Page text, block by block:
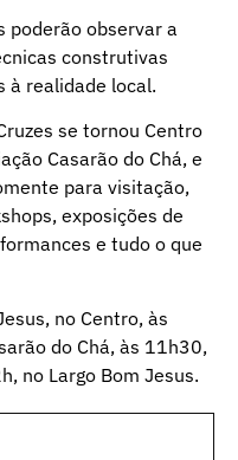
poderão observar a
construtivas
à realidade local.
se tornou Centro
Casarão do Chá, e
para visitação,
exposições de
e tudo o que
no Centro, às
do Chá, às 11h30,
no Largo Bom Jesus.